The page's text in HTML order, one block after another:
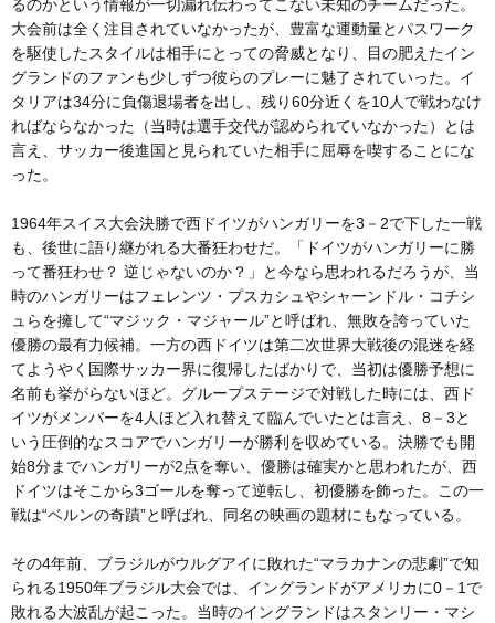
るのかという情報が一切漏れ伝わってこない未知のチームだった。
大会前は全く注目されていなかったが、豊富な運動量とパスワーク
を駆使したスタイルは相手にとっての脅威となり、目の肥えたイン
グランドのファンも少しずつ彼らのプレーに魅了されていった。イ
タリアは34分に負傷退場者を出し、残り60分近くを10人で戦わなけ
ればならなかった（当時は選手交代が認められていなかった）とは
言え、サッカー後進国と見られていた相手に屈辱を喫することにな
った。
1964年スイス大会決勝で西ドイツがハンガリーを3－2で下した一戦
も、後世に語り継がれる大番狂わせだ。「ドイツがハンガリーに勝
って番狂わせ？ 逆じゃないのか？」と今なら思われるだろうが、当
時のハンガリーはフェレンツ・プスカシュやシャーンドル・コチシ
ュらを擁して“マジック・マジャール”と呼ばれ、無敗を誇っていた
優勝の最有力候補。一方の西ドイツは第二次世界大戦後の混迷を経
てようやく国際サッカー界に復帰したばかりで、当初は優勝予想に
名前も挙がらないほど。グループステージで対戦した時には、西ド
イツがメンバーを4人ほど入れ替えて臨んでいたとは言え、8－3と
いう圧倒的なスコアでハンガリーが勝利を収めている。決勝でも開
始8分までハンガリーが2点を奪い、優勝は確実かと思われたが、西
ドイツはそこから3ゴールを奪って逆転し、初優勝を飾った。この一
戦は“ベルンの奇蹟”と呼ばれ、同名の映画の題材にもなっている。
その4年前、ブラジルがウルグアイに敗れた“マラカナンの悲劇”で知
られる1950年ブラジル大会では、イングランドがアメリカに0－1で
敗れる大波乱が起こった。当時のイングランドはスタンリー・マシ